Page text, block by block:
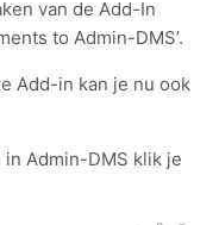
projectenlijst,
of eigen bedrijven
van de Add-In
to Admin-DMS’.
Add-in kan je nu ook
Admin-DMS klik je